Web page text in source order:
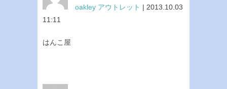
oakley アウトレット | 2013.10.03
11:11
はんこ屋